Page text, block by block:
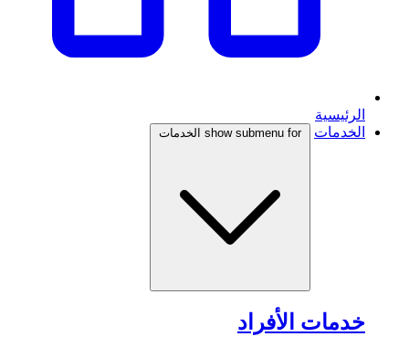
الرئيسية
الخدمات
show submenu for الخدمات
خدمات الأفراد